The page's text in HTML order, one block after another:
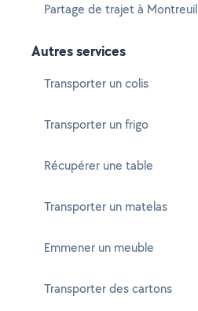
Partage de trajet à Montreuil
Autres services
Transporter un colis
Transporter un frigo
Récupérer une table
Transporter un matelas
Emmener un meuble
Transporter des cartons